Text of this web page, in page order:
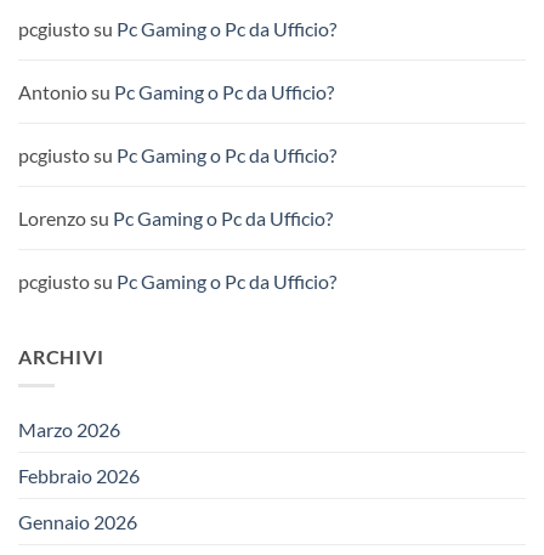
pcgiustosu Pc Gaming o Pc da Ufficio?
Antoniosu Pc Gaming o Pc da Ufficio?
pcgiustosu Pc Gaming o Pc da Ufficio?
Lorenzosu Pc Gaming o Pc da Ufficio?
pcgiustosu Pc Gaming o Pc da Ufficio?
ARCHIVI
Marzo 2026
Febbraio 2026
Gennaio 2026